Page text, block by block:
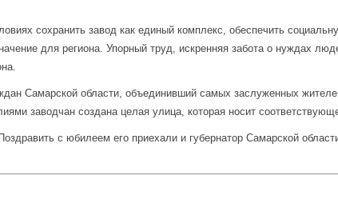
сохранить завод как единый комплекс, обеспечить
для региона. Упорный труд, искренняя забота о нуждах
Самарской области, объединивший самых заслуженных
заводчан создана целая улица, которая носит
с юбилеем его приехали и губернатор Самарской